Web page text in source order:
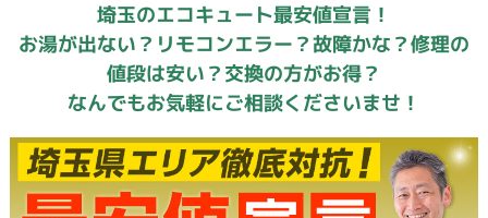
埼玉のエコキュート最安値宣言！
お湯が出ない？リモコンエラー？故障かな？修理の
値段は安い？交換の方がお得？
なんでもお気軽にご相談くださいませ！